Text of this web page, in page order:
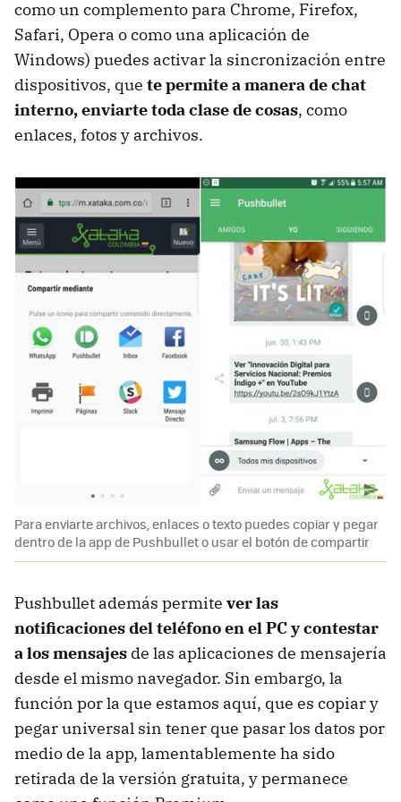
como un complemento para Chrome, Firefox,
Safari, Opera o como una aplicación de
Windows) puedes activar la sincronización entre
dispositivos, que te permite a manera de chat
interno, enviarte toda clase de cosas, como
enlaces, fotos y archivos.
Para enviarte archivos, enlaces o texto puedes copiar y pegar
dentro de la app de Pushbullet o usar el botón de compartir
Pushbullet además permite ver las
notificaciones del teléfono en el PC y contestar
a los mensajes de las aplicaciones de mensajería
desde el mismo navegador. Sin embargo, la
función por la que estamos aquí, que es copiar y
pegar universal sin tener que pasar los datos por
medio de la app, lamentablemente ha sido
retirada de la versión gratuita, y permanece